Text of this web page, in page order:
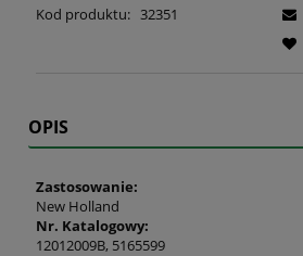
Kod produktu: 32351
OPIS
Zastosowanie:
New Holland
Nr. Katalogowy:
12012009B, 5165599